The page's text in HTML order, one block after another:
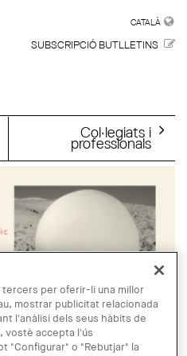
CATALÀ
SUBSCRIPCIÓ BUTLLETINS
Col·legiats i
professionals
per oferir-li una millor
mostrar publicitat relacionada
l'anàlisi dels seus hàbits de
vostè accepta l'ús
"Configurar" o "Rebutjar" la